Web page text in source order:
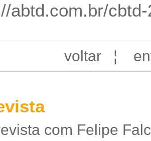
abtd.com.br/
voltar¦
com Felipe